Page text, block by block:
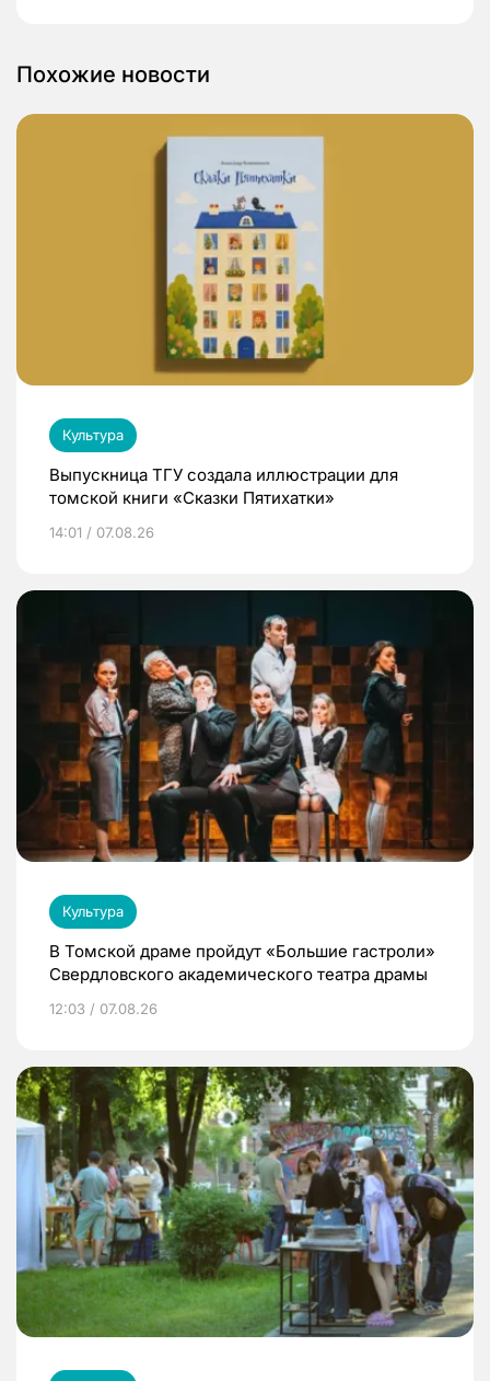
Похожие новости
Культура
Выпускница ТГУ создала иллюстрации для
томской книги «Сказки Пятихатки»
14:01 / 07.08.26
Культура
В Томской драме пройдут «Большие гастроли»
Свердловского академического театра драмы
12:03 / 07.08.26